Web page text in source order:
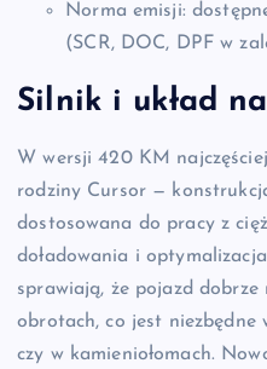
Norma emisji:
(SCR, DOC, DPF w
Silnik i układ
W wersji 420 KM
rodziny Cursor —
dostosowana do pracy z
doładowania i
sprawiają, że pojazd
obrotach, co jest
czy w kamieniołomach.